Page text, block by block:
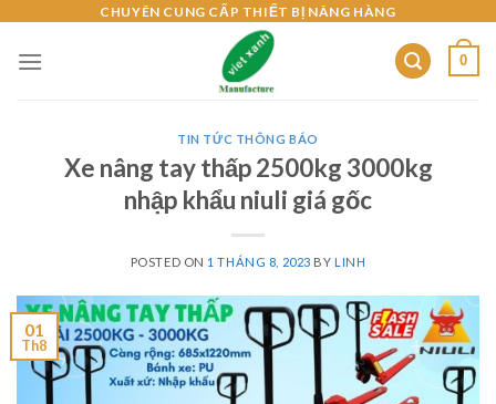
content
CHUYÊN CUNG CẤP THIẾT BỊ NÂNG HÀNG
0
TIN TỨC THÔNG BÁO
Xe nâng tay thấp 2500kg 3000kg
nhập khẩu niuli giá gốc
POSTED ON 1 THÁNG 8, 2023 BY LINH
01
Th8